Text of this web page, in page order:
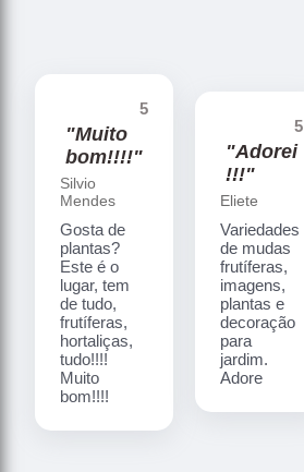
5
"Muito
bom!!!!"
Silvio
Mendes
Gosta de
plantas?
Este é o
lugar, tem
de tudo,
frutíferas,
hortaliças,
tudo!!!!
Muito
bom!!!!
5
"Adorei
!!!"
Eliete
Variedades
de mudas
frutíferas,
imagens,
plantas e
decoração
para
jardim.
Adore